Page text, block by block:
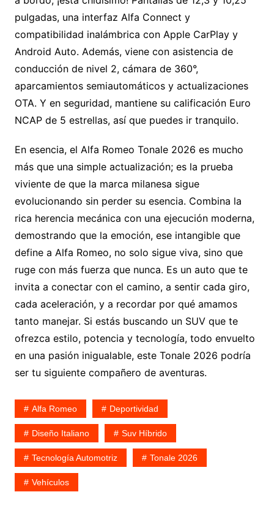
pulgadas, una interfaz Alfa Connect y
compatibilidad inalámbrica con Apple CarPlay y
Android Auto. Además, viene con asistencia de
conducción de nivel 2, cámara de 360°,
aparcamientos semiautomáticos y actualizaciones
OTA. Y en seguridad, mantiene su calificación Euro
NCAP de 5 estrellas, así que puedes ir tranquilo.
En esencia, el Alfa Romeo Tonale 2026 es mucho
más que una simple actualización; es la prueba
viviente de que la marca milanesa sigue
evolucionando sin perder su esencia. Combina la
rica herencia mecánica con una ejecución moderna,
demostrando que la emoción, ese intangible que
define a Alfa Romeo, no solo sigue viva, sino que
ruge con más fuerza que nunca. Es un auto que te
invita a conectar con el camino, a sentir cada giro,
cada aceleración, y a recordar por qué amamos
tanto manejar. Si estás buscando un SUV que te
ofrezca estilo, potencia y tecnología, todo envuelto
en una pasión inigualable, este Tonale 2026 podría
ser tu siguiente compañero de aventuras.
Alfa Romeo Deportividad
Diseño Italiano Suv Híbrido
Tecnología Automotriz Tonale 2026
Vehículos